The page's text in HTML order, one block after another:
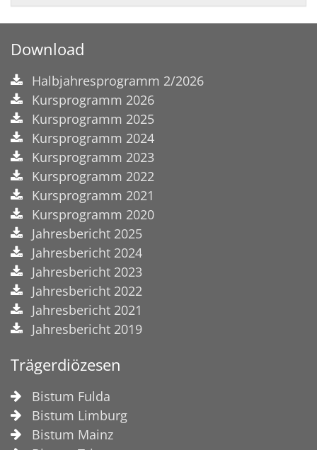
Download
Halbjahresprogramm 2/2026
Kursprogramm 2026
Kursprogramm 2025
Kursprogramm 2024
Kursprogramm 2023
Kursprogramm 2022
Kursprogramm 2021
Kursprogramm 2020
Jahresbericht 2025
Jahresbericht 2024
Jahresbericht 2023
Jahresbericht 2022
Jahresbericht 2021
Jahresbericht 2019
Trägerdiözesen
Bistum Fulda
Bistum Limburg
Bistum Mainz